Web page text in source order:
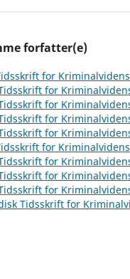
forfatter(e)
for
for
for
for
for
for
for
for
for
Tidsskrift for